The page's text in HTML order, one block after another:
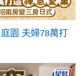
園 夫婦78萬打